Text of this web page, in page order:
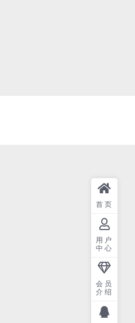
首页
用户
中心
会员
介绍